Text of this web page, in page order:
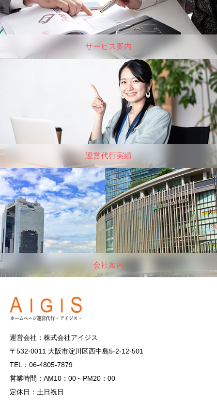
サービス案内
運営代行実績
会社案内
運営会社：株式会社アイジス
〒532-0011 大阪市淀川区西中島5-2-12-501
TEL：06-4805-7879
営業時間：AM10：00～PM20：00
定休日：土日祝日